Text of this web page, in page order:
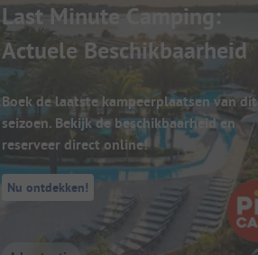
Last Minute Camping:
Actuele Beschikbaarheid
Boek de laatste kampeerplaatsen van dit
seizoen. Bekijk de beschikbaarheid en
reserveer direct online!
Nu ontdekken!